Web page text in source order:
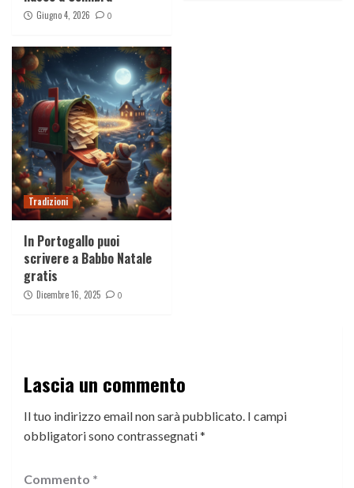
Giugno 4, 2026 0
Tradizioni
In Portogallo puoi
scrivere a Babbo Natale
gratis
Dicembre 16, 2025 0
Lascia un commento
Il tuo indirizzo email non sarà pubblicato. I campi
obbligatori sono contrassegnati*
Commento *